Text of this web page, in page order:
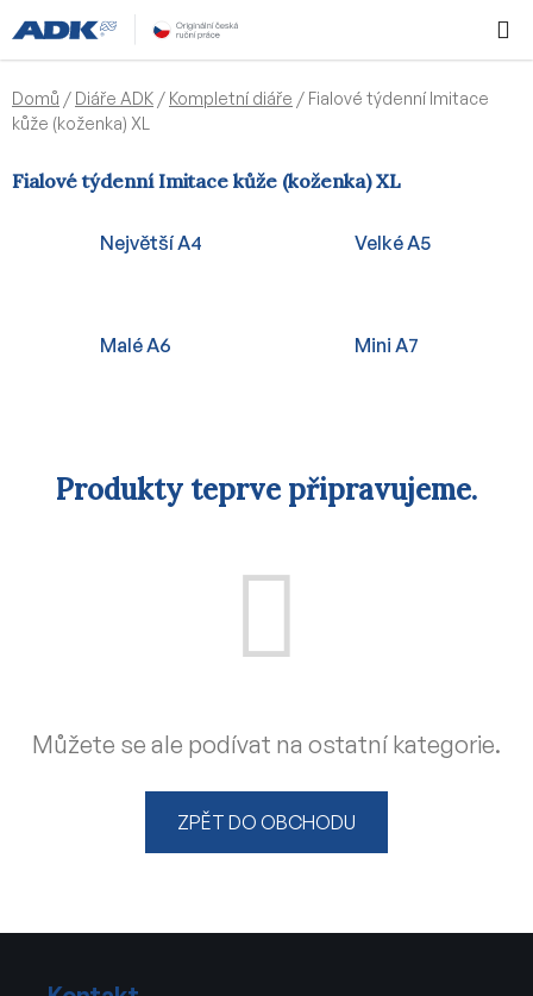
na
obsah
KOŠÍK
Domů / Diáře ADK / Kompletní diáře / Fialové týdenní Imitace
kůže (koženka) XL
Fialové týdenní Imitace kůže (koženka) XL
Největší A4 Velké A5
Malé A6 Mini A7
Produkty teprve připravujeme.
Můžete se ale podívat na ostatní kategorie.
ZPĚT DO OBCHODU